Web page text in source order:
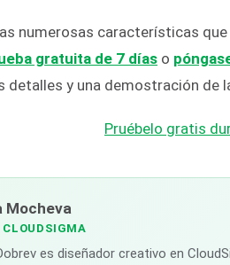
numerosas características
gratuita de 7 días o
detalles y una demostración de
Pruébelo gratis
Mocheva
CLOUDSIGMA
es diseñador creativo en